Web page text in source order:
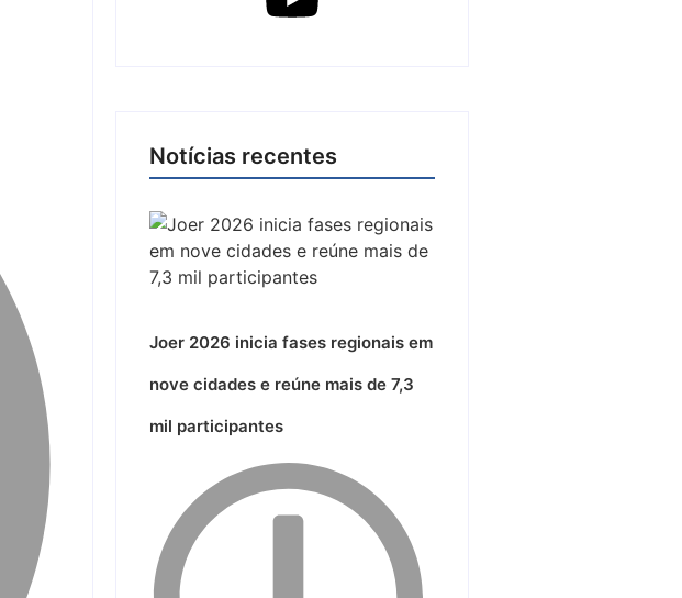
Notícias recentes
Joer 2026 inicia fases regionais em
nove cidades e reúne mais de 7,3
mil participantes